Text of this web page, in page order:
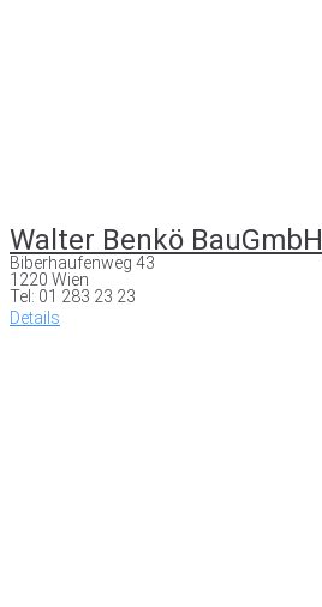
Walter Benkö BauGmbH
Biberhaufenweg 43
1220 Wien
Tel: 01 283 23 23
Details